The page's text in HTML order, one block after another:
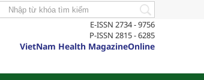
E-ISSN 2734 - 9756
P-ISSN 2815 - 6285
VietNam Health MagazineOnline